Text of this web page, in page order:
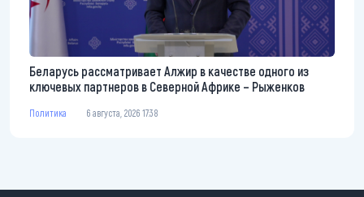
Беларусь рассматривает Алжир в качестве одного из
ключевых партнеров в Северной Африке – Рыженков
Политика 6 августа, 2026 17:38